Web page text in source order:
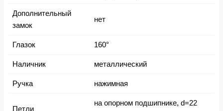
Дополнительный
замок
нет
Глазок 160°
Наличник металлический
Ручка нажимная
Петли
на опорном подшипнике, d=22